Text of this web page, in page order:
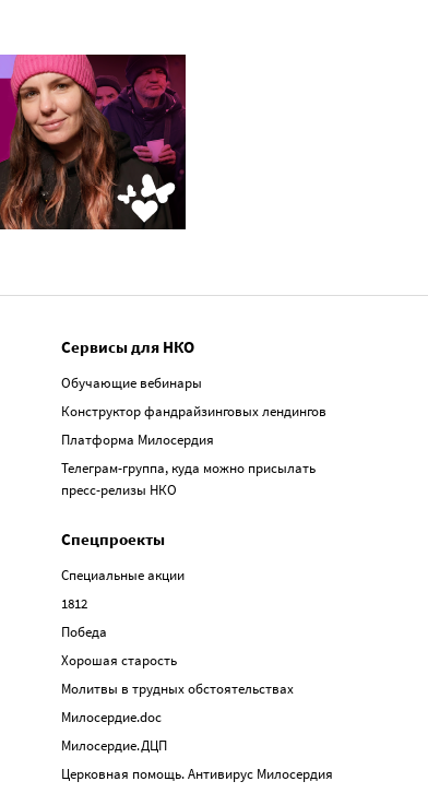
Сервисы для НКО
Обучающие вебинары
Конструктор фандрайзинговых лендингов
Платформа Милосердия
Телеграм-группа, куда можно присылать
пресс-релизы НКО
Спецпроекты
Специальные акции
1812
Победа
Хорошая старость
Молитвы в трудных обстоятельствах
Милосердие.doc
Милосердие.ДЦП
Церковная помощь. Антивирус Милосердия